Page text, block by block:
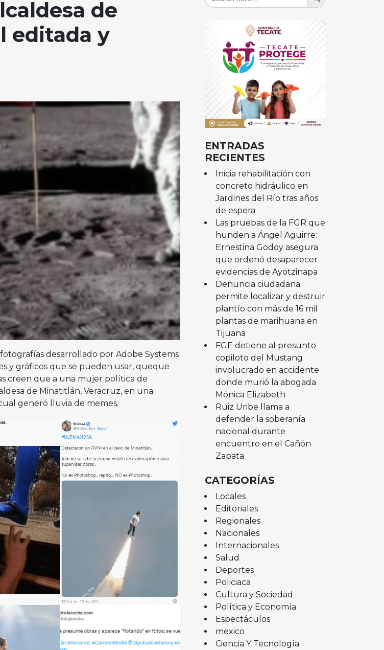
de
editada y
desarrollado por Adobe Systems
y gráficos que se pueden usar, queque
creen que a una mujer política de
de Minatitlán, Veracruz, en una
generó lluvia de memes.
ENTRADAS
RECIENTES
Inicia rehabilitación con
concreto hidráulico en
Jardines del Río tras años
de espera
Las pruebas de la FGR que
hunden a Ángel Aguirre:
Ernestina Godoy asegura
que ordenó desaparecer
evidencias de Ayotzinapa
Denuncia ciudadana
permite localizar y destruir
plantío con más de 16 mil
plantas de marihuana en
Tijuana
FGE detiene al presunto
copiloto del Mustang
involucrado en accidente
donde murió la abogada
Mónica Elizabeth
Ruiz Uribe llama a
defender la soberanía
nacional durante
encuentro en el Cañón
Zapata
CATEGORÍAS
Locales
Editoriales
Regionales
Nacionales
Internacionales
Salud
Deportes
Policiaca
Cultura y Sociedad
Política y Economía
Espectáculos
mexico
Ciencia Y Tecnología